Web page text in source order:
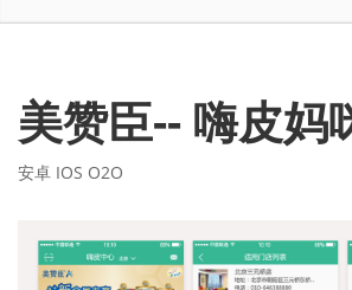
美赞臣-- 嗨皮妈
安卓 IOS O2O